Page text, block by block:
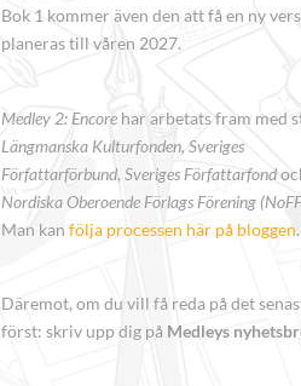
Bok 1 kommer även den att få en ny
planeras till våren 2027.
Medley 2: Encore har arbetats fram med
Längmanska Kulturfonden, Sveriges
Författarförbund,Sveriges Författarfond
Nordiska Oberoende Förlags Förening
Man kanfölja processen här på bloggen.
Däremot, om du vill få reda på det
först: skriv upp dig på Medleys